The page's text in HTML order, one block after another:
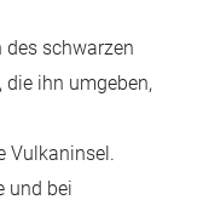
des schwarzen
die ihn umgeben,
Vulkaninsel.
und bei